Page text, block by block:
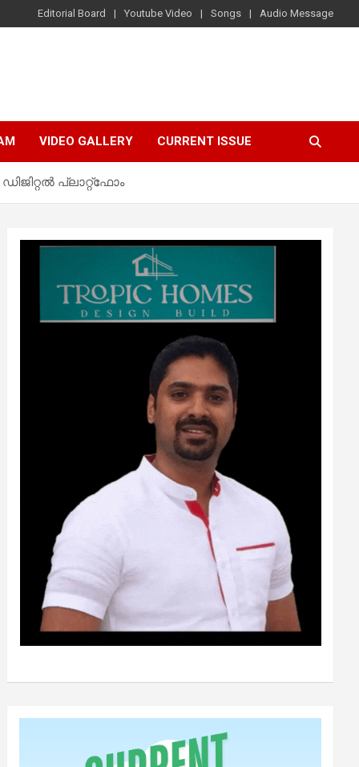
Editorial Board Youtube Video Songs Audio Message
VIDEO GALLERY CURRENT ISSUE
പ്ലാറ്റ്‌ഫോം